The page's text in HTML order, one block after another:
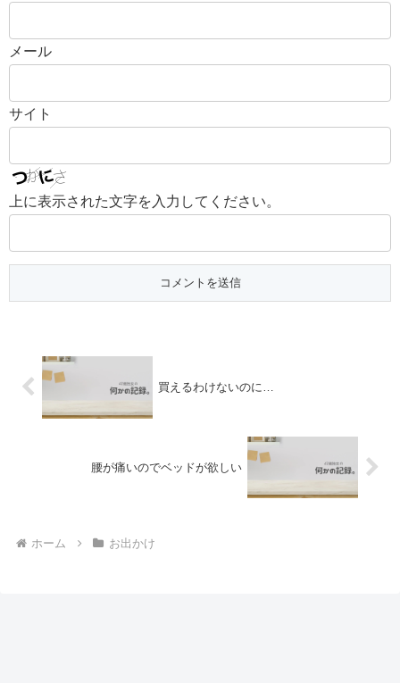
メール
サイト
上に表示された文字を入力してください。
買えるわけないのに…
腰が痛いのでベッドが欲しい
ホーム お出かけ